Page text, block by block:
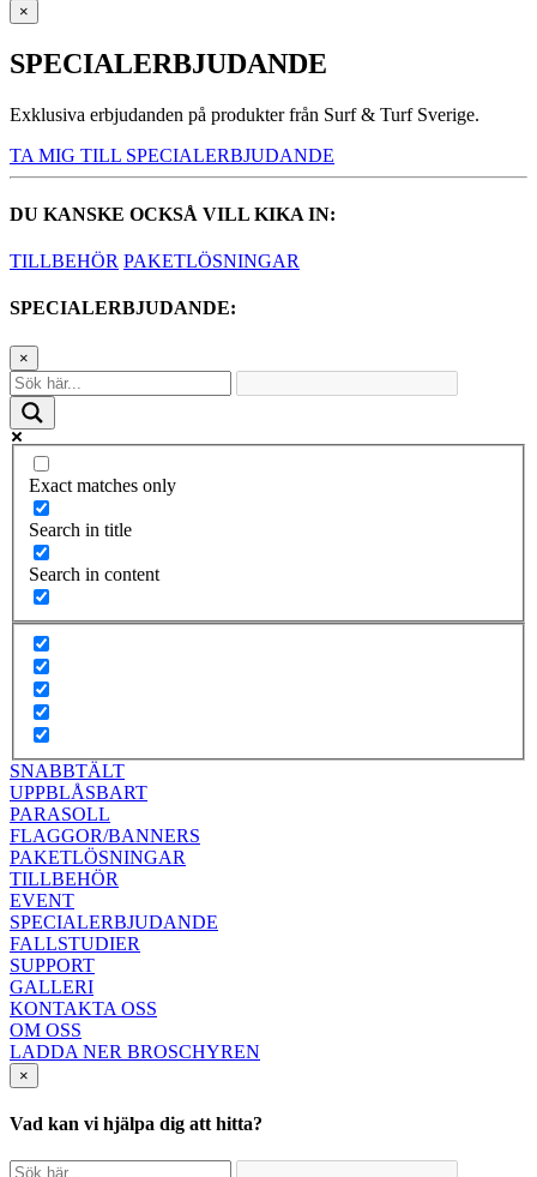
×
SPECIALERBJUDANDE
Exklusiva erbjudanden på produkter från Surf & Turf Sverige.
TA MIG TILL SPECIALERBJUDANDE
DU KANSKE OCKSÅ VILL KIKA IN:
TILLBEHÖR PAKETLÖSNINGAR
SPECIALERBJUDANDE:
×
Exact matches only
Search in title
Search in content
SNABBTÄLT
UPPBLÅSBART
PARASOLL
FLAGGOR/BANNERS
PAKETLÖSNINGAR
TILLBEHÖR
EVENT
SPECIALERBJUDANDE
FALLSTUDIER
SUPPORT
GALLERI
KONTAKTA OSS
OM OSS
LADDA NER BROSCHYREN
×
Vad kan vi hjälpa dig att hitta?